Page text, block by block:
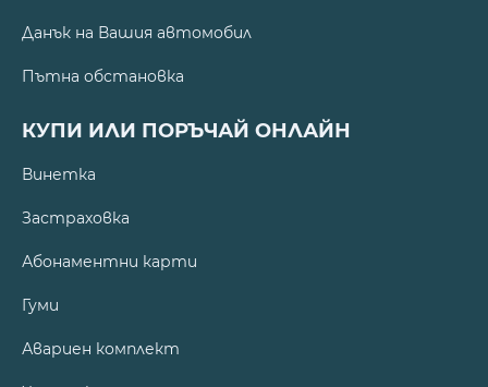
Данък на Вашия автомобил
Пътна обстановка
КУПИ ИЛИ ПОРЪЧАЙ ОНЛАЙН
Винетка
Застраховка
Абонаментни карти
Гуми
Авариен комплект